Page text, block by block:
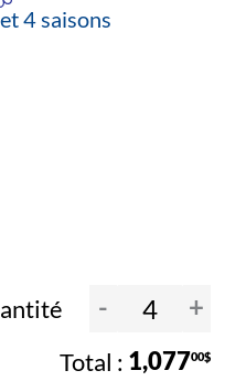
4 saisons
- +
1,07700$